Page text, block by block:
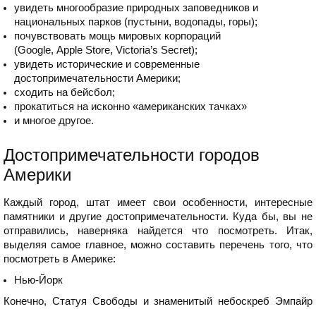
увидеть многообразие природных заповедников и
национальных парков (пустыни, водопады, горы);
почувствовать мощь мировых корпораций
(Google, Apple Store, Victoria’s Secret);
увидеть исторические и современные
достопримечательности Америки;
сходить на бейсбол;
прокатиться на исконно «американских тачках»
и многое другое.
Достопримечательности городов
Америки
Каждый город, штат имеет свои особенности, интересные
памятники и другие достопримечательности. Куда бы, вы не
отправились, наверняка найдется что посмотреть. Итак,
выделяя самое главное, можно составить перечень того, что
посмотреть в Америке:
Нью-Йорк
Конечно, Статуя Свободы и знаменитый небоскреб Эмпайр